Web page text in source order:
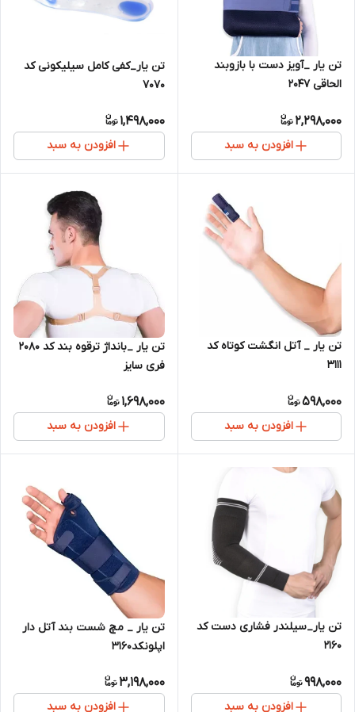
تن یار _آویز دست با بازوبند
الحاقی 2047
2,298,000
افزودن به سبد
تن یار_کفی کامل سیلیکونی کد
7070
1,498,000
افزودن به سبد
تن یار _ آتل انگشت کوتاه کد
3111
598,000
افزودن به سبد
تن یار _بانداژ ترقوه بند کد 2080
فری سایز
1,698,000
افزودن به سبد
تن یار_سیلندر فشاری دست کد
2160
998,000
افزودن به سبد
تن یار _ مچ شست بند آتل دار
اپلونکد3160
3,198,000
افزودن به سبد